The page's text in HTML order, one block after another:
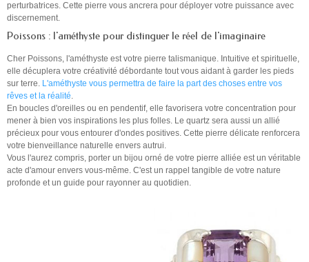
perturbatrices. Cette pierre vous ancrera pour déployer votre puissance avec
discernement.
Poissons : l'améthyste pour distinguer le réel de l'imaginaire
Cher Poissons, l'améthyste est votre pierre talismanique. Intuitive et spirituelle,
elle décuplera votre créativité débordante tout vous aidant à garder les pieds
sur terre. L'améthyste vous permettra de faire la part des choses entre vos
rêves et la réalité.
En boucles d'oreilles ou en pendentif, elle favorisera votre concentration pour
mener à bien vos inspirations les plus folles. Le quartz sera aussi un allié
précieux pour vous entourer d'ondes positives. Cette pierre délicate renforcera
votre bienveillance naturelle envers autrui.
Vous l'aurez compris, porter un bijou orné de votre pierre alliée est un véritable
acte d'amour envers vous-même. C'est un rappel tangible de votre nature
profonde et un guide pour rayonner au quotidien.